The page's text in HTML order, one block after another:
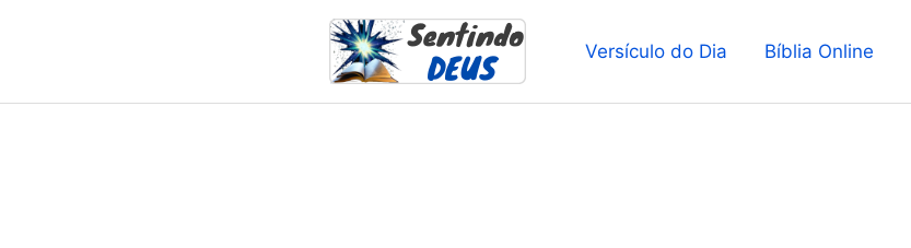
Versículo do Dia Bíblia Online